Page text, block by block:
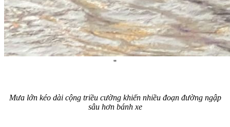
''
Mưa lớn kéo dài cộng triều cường khiến nhiều đoạn đường ngập
sâu hơn bánh xe